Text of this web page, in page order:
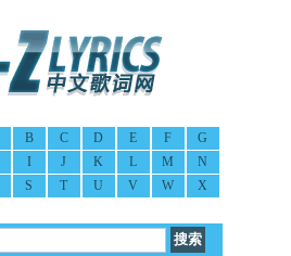
B C D E F
G
I J K L M
N
S T U V W
X